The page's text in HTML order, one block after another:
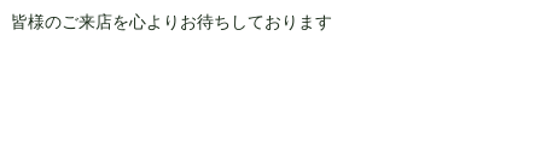
皆様のご来店を心よりお待ちしております